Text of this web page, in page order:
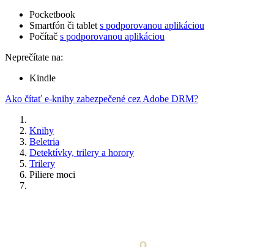
Pocketbook
Smartfón či tablet s podporovanou aplikáciou
Počítač s podporovanou aplikáciou
Neprečítate na:
Kindle
Ako čítať e-knihy zabezpečené cez Adobe DRM?
Knihy
Beletria
Detektívky, trilery a horory
Trilery
Piliere moci